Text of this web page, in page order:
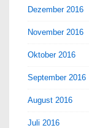
Dezember 2016
November 2016
Oktober 2016
September 2016
August 2016
Juli 2016